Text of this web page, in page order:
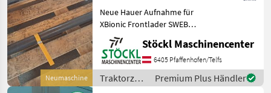
Neumaschine
Neue Hauer Aufnahme für
XBionic Frontlader SWEB
118. Traktorzubehör
Frontlader-Anbaugeräte
Stöckl Maschinencenter
6405 Pfaffenhofen/Telfs
Traktorzubehör
/ Hauer
Premium Plus Händler